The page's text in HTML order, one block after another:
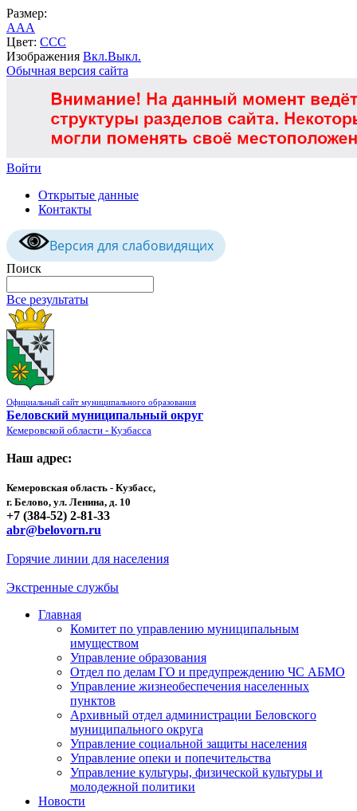
Размер:
AAA
Цвет: CCC
Изображения Вкл.Выкл.
Обычная версия сайта
Войти
Открытые данные
Контакты
Версия для слабовидящих
Поиск
Все результаты
Официальный сайт муниципального образования
Беловский муниципальный округ
Кемеровской области - Кузбасса
Наш адрес:
Кемеровская область - Кузбасс,
г. Белово, ул. Ленина, д. 10
+7 (384-52) 2-81-33
abr@belovorn.ru
Горячие линии для населения
Экстренные службы
Главная
Комитет по управлению муниципальным
имуществом
Управление образования
Отдел по делам ГО и предупреждению ЧС АБМО
Управление жизнеобеспечения населенных
пунктов
Архивный отдел администрации Беловского
муниципального округа
Управление социальной защиты населения
Управление опеки и попечительства
Управление культуры, физической культуры и
молодежной политики
Новости